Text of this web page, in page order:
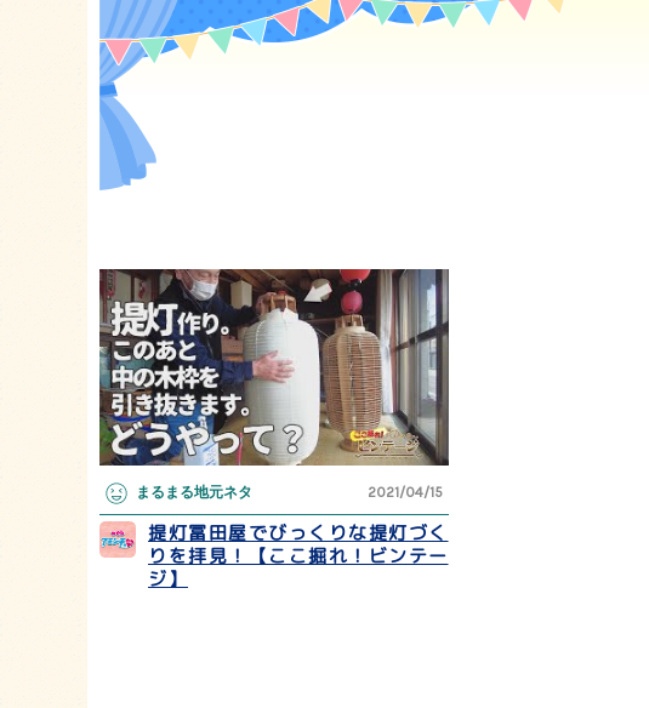
まるまる地元ネタ 2021/04/15
提灯冨田屋でびっくりな提灯づく
りを拝見！【ここ掘れ！ビンテー
ジ】